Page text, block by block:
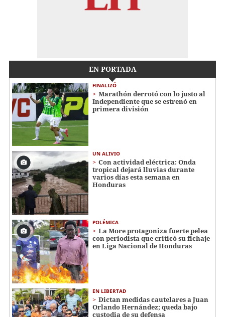
EN PORTADA
FINALIZÓ
Marathón derrotó con lo justo al
Independiente que se estrenó en
primera división
UN ALIVIO
Con actividad eléctrica: Onda
tropical dejará lluvias durante
varios días esta semana en
Honduras
POLÉMICA
La More protagoniza fuerte pelea
con periodista que criticó su fichaje
en Liga Nacional de Honduras
EN LIBERTAD
Dictan medidas cautelares a Juan
Orlando Hernández; queda bajo
custodia de su defensa